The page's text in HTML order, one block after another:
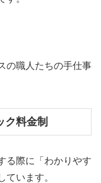
の職人たちの手仕事
ク料金制
る際に「わかりやす
ています。